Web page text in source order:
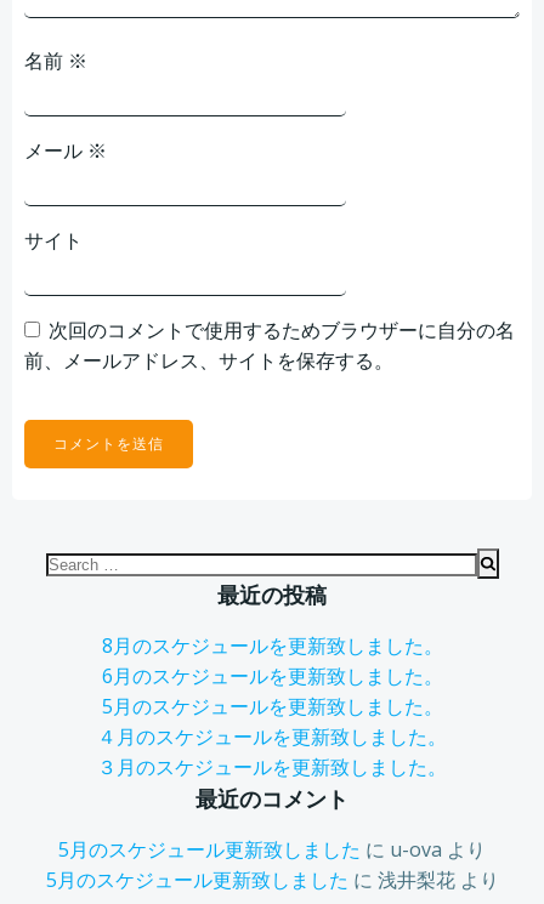
名前 ※
メール ※
サイト
次回のコメントで使用するためブラウザーに自分の名
前、メールアドレス、サイトを保存する。
Search
最近の投稿
8月のスケジュールを更新致しました。
6月のスケジュールを更新致しました。
5月のスケジュールを更新致しました。
４月のスケジュールを更新致しました。
３月のスケジュールを更新致しました。
最近のコメント
5月のスケジュール更新致しました に u-ova より
5月のスケジュール更新致しました に 浅井梨花より